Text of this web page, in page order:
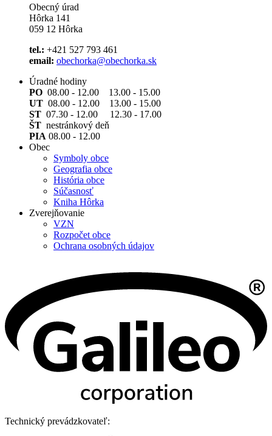
Obecný úrad
Hôrka 141
059 12 Hôrka
tel.: +421 527 793 461
email: obechorka@obechorka.sk
Úradné hodiny
PO 08.00 - 12.00 13.00 - 15.00
UT 08.00 - 12.00 13.00 - 15.00
ST 07.30 - 12.00 12.30 - 17.00
ŠT nestránkový deň
PIA 08.00 - 12.00
Obec
Symboly obce
Geografia obce
História obce
Súčasnosť
Kniha Hôrka
Zverejňovanie
VZN
Rozpočet obce
Ochrana osobných údajov
Technický prevádzkovateľ: